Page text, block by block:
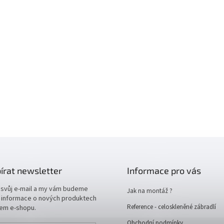
newsletter
e-mail a my vám budeme
o nových produktech
e-shopu.
Informace pro vás
Jak na montáž ?
Reference - celoskleněné zábradlí